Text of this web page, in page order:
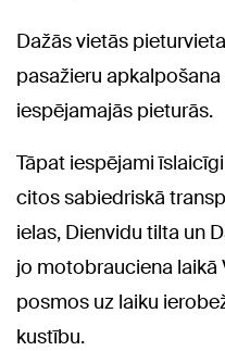
Dažās vietās
pasažieru
iespējamajās pieturās.
Tāpat iespējami
citos sabiedriskā
ielas, Dienvidu tilta un
jo motobrauciena laikā
posmos uz laiku
kustību.